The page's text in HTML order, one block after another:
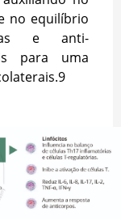
no equilíbrio
e anti-
para uma
9